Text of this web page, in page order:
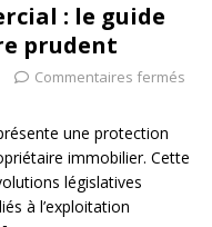
: le guide
prudent
Commentaires fermés
une protection
immobilier. Cette
législatives
à l’exploitation